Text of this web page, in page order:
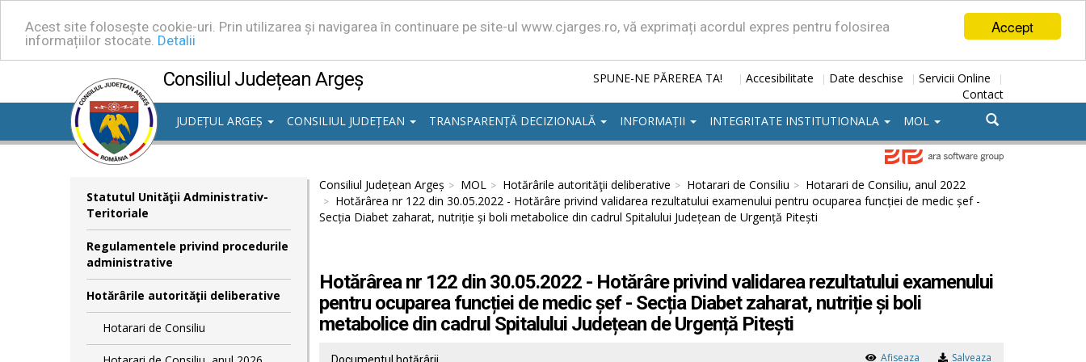
Accept
Acest site folosește cookie-uri. Prin utilizarea și navigarea în continuare pe site-ul www.cjarges.ro, vă exprimați acordul expres pentru folosirea
informațiilor stocate. Detalii
Consiliul Județean Argeș SPUNE-NE PĂREREA TA! | Accesibilitate | Date deschise | Servicii Online |
Contact
JUDEȚUL ARGEȘ
CONSILIUL JUDEȚEAN TRANSPARENȚĂ DECIZIONALĂ INFORMAȚII INTEGRITATE INSTITUTIONALA MOL
Statutul Unităţii Administrativ-
Teritoriale
Regulamentele privind procedurile
administrative
Hotărârile autorităţii deliberative
Hotarari de Consiliu
Consiliul Județean Argeș MOL Hotărârile autorităţii deliberative Hotarari de Consiliu
Hotarari de Consiliu, anul 2022
Hotărârea nr 122 din 30.05.2022 - Hotărâre privind validarea rezultatului examenului pentru ocuparea funcției de medic șef -
Secția Diabet zaharat, nutriție și boli metabolice din cadrul Spitalului Județean de Urgență Pitești
Hotărârea nr 122 din 30.05.2022 - Hotărâre privind validarea rezultatului examenului
pentru ocuparea funcției de medic șef - Secția Diabet zaharat, nutriție și boli
metabolice din cadrul Spitalului Județean de Urgență Pitești
Afiseaza Salveaza